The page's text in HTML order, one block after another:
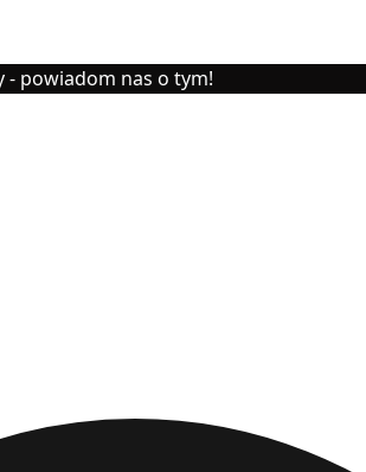
- powiadom nas o tym!